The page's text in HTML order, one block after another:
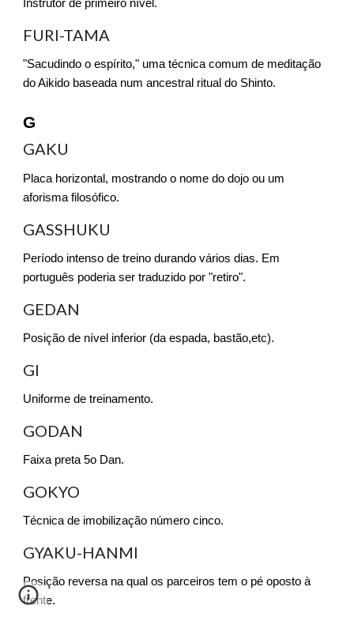
Instrutor de primeiro nível.
FURI-TAMA
"Sacudindo o espírito," uma técnica comum de meditação
do Aikido baseada num ancestral ritual do Shinto.
G
GAKU
Placa horizontal, mostrando o nome do dojo ou um
aforisma filosófico.
GASSHUKU
Período intenso de treino durando vários dias. Em
português poderia ser traduzido por "retiro".
GEDAN
Posição de nível inferior (da espada, bastão,etc).
GI
Uniforme de treinamento.
GODAN
Faixa preta 5o Dan.
GOKYO
Técnica de imobilização número cinco.
GYAKU-HANMI
Posição reversa na qual os parceiros tem o pé oposto à
frente.